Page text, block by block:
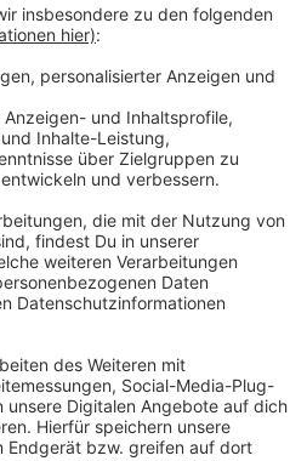
und für euch einige
Nähe aufgelistet. Wir
dass bei den Public-
amerikanisches Essen mit
serviert wird. Unten stehend